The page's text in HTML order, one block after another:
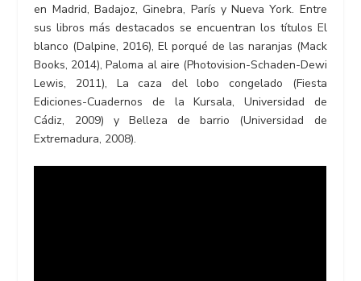
en Madrid, Badajoz, Ginebra, París y Nueva York. Entre
sus libros más destacados se encuentran los títulos El
blanco (Dalpine, 2016), El porqué de las naranjas (Mack
Books, 2014), Paloma al aire (Photovision-Schaden-Dewi
Lewis, 2011), La caza del lobo congelado (Fiesta
Ediciones-Cuadernos de la Kursala, Universidad de
Cádiz, 2009) y Belleza de barrio (Universidad de
Extremadura, 2008).